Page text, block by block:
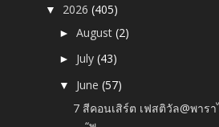
▼ 2026(405)
►August(2)
► July(43)
▼ June(57)
7 สีคอนเสิร์ต เฟสติวัล@พาร